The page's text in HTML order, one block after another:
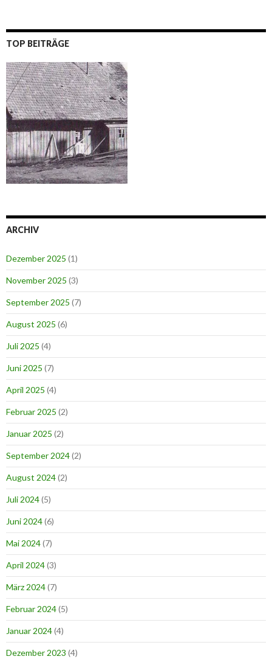
TOP BEITRÄGE
ARCHIV
Dezember 2025 (1)
November 2025 (3)
September 2025 (7)
August 2025 (6)
Juli 2025 (4)
Juni 2025 (7)
April 2025 (4)
Februar 2025 (2)
Januar 2025 (2)
September 2024(2)
August 2024(2)
Juli 2024(5)
Juni 2024(6)
Mai 2024(7)
April 2024(3)
März 2024(7)
Februar 2024(5)
Januar 2024(4)
Dezember 2023 (4)